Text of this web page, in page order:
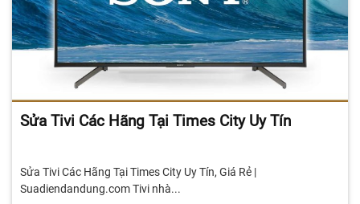
Sửa Tivi Các Hãng Tại Times City Uy Tín
Sửa Tivi Các Hãng Tại Times City Uy Tín, Giá Rẻ |
Suadiendandung.com Tivi nhà...